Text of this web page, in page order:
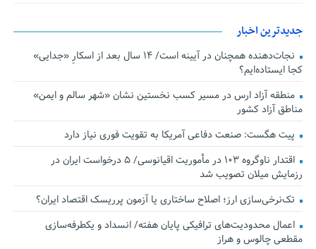
جدیدترین اخبار
نجات‌دهنده‌ همچنان در آیینه است/ ۱۴ سال بعد از اسکارِ «جدایی»
کجا ایستاده‌ایم؟
منطقه آزاد ارس در مسیر کسب نخستین نشان «شهر سالم و ایمن»
مناطق آزاد کشور
پیت هگست: صنعت دفاعی آمریکا به تقویت فوری نیاز دارد
اقتدار ناوگروه ۱۰۳ در مأموریت‌ اقیانوسی/ ۵ درخواست ایران در
رزمایش میلان تصویب شد
تک‌نرخی‌سازی ارز؛ اصلاح ساختاری یا آزمون پرریسک اقتصاد ایران؟
اعمال محدودیت‌های ترافیکی پایان هفته/ انسداد و یکطرفه‌سازی
مقطعی چالوس و هراز